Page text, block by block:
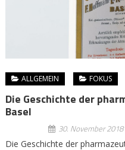
ALLGEMEIN FOKUS
Die Geschichte der
Basel
30. November 2018
Die Geschichte der